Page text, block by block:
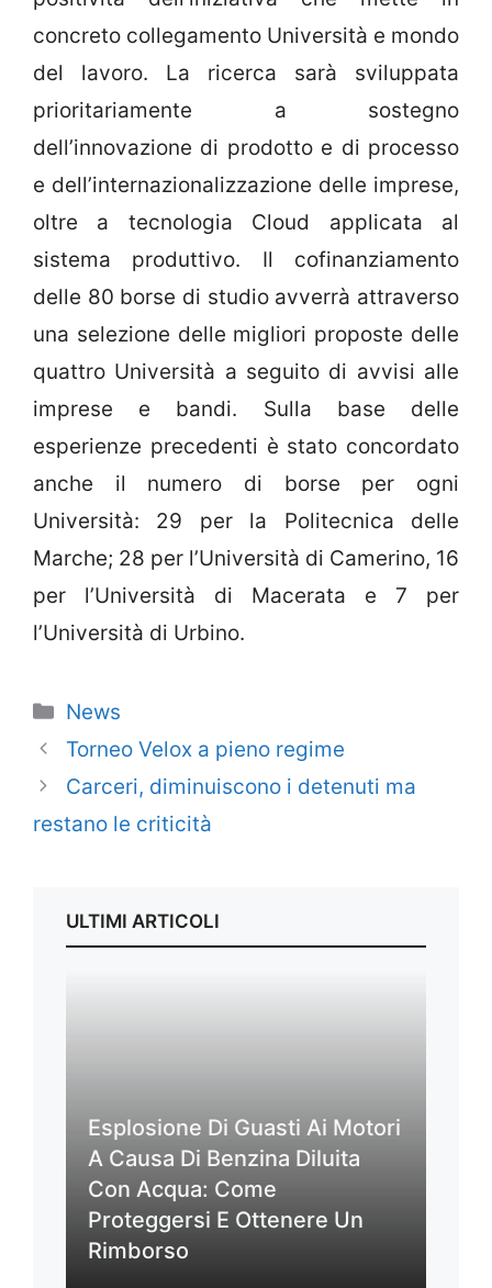
concreto collegamento Università e mondo
del lavoro. La ricerca sarà sviluppata
prioritariamente a sostegno
dell’innovazione di prodotto e di processo
e dell’internazionalizzazione delle imprese,
oltre a tecnologia Cloud applicata al
sistema produttivo. Il cofinanziamento
delle 80 borse di studio avverrà attraverso
una selezione delle migliori proposte delle
quattro Università a seguito di avvisi alle
imprese e bandi. Sulla base delle
esperienze precedenti è stato concordato
anche il numero di borse per ogni
Università: 29 per la Politecnica delle
Marche; 28 per l’Università di Camerino, 16
per l’Università di Macerata e 7 per
l’Università di Urbino.
Categorie
News
Torneo Velox a pieno regime
Carceri, diminuiscono i detenuti ma
restano le criticità
ULTIMI ARTICOLI
Esplosione Di Guasti Ai Motori
A Causa Di Benzina Diluita
Con Acqua: Come
Proteggersi E Ottenere Un
Rimborso